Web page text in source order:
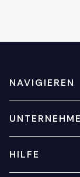
NAVIGIEREN
HILFE